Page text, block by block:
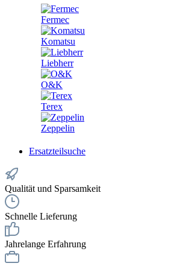
Fermec
Komatsu
Liebherr
O&K
Terex
Zeppelin
Ersatzteilsuche
Qualität und Sparsamkeit
Schnelle Lieferung
Jahrelange Erfahrung